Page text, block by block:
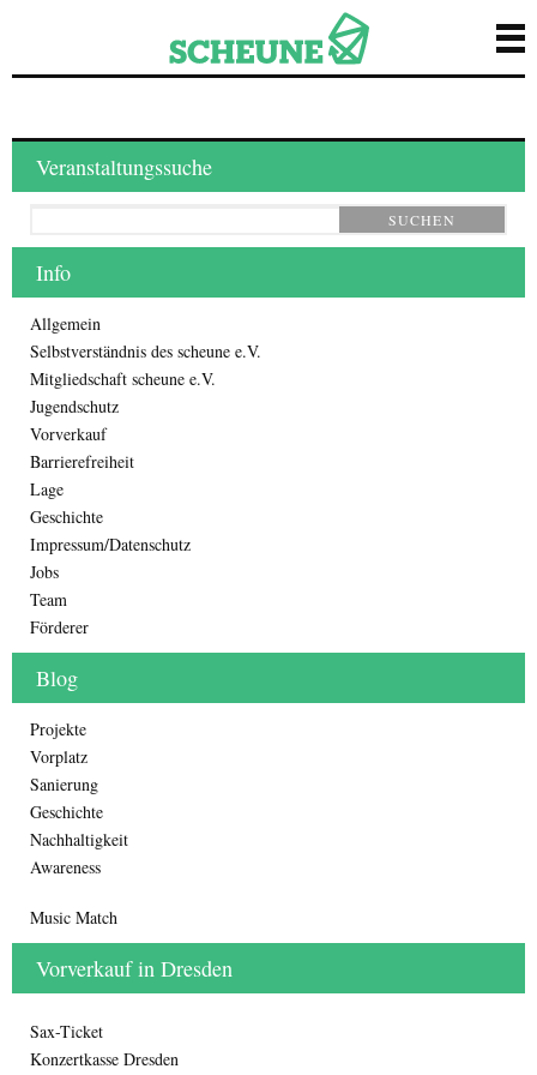
Veranstaltungssuche
SUCHEN
Info
Allgemein
Selbstverständnis des scheune e.V.
Mitgliedschaft scheune e.V.
Jugendschutz
Vorverkauf
Barrierefreiheit
Lage
Geschichte
Impressum/Datenschutz
Jobs
Team
Förderer
Blog
Projekte
Vorplatz
Sanierung
Geschichte
Nachhaltigkeit
Awareness
Music Match
Vorverkauf in Dresden
Sax-Ticket
Konzertkasse Dresden